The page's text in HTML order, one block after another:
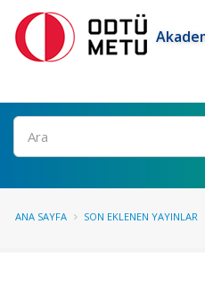
Ara
ANA SAYFA SON EKLENEN YAYINLAR